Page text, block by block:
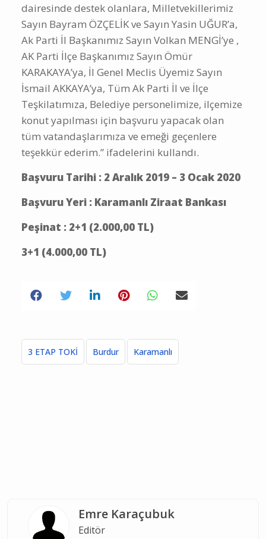
Sayın Murat KURUM’a , Toki Başkanımıza, Toki
dairesinde destek olanlara, Milletvekillerimiz
Sayın Bayram ÖZÇELİK ve Sayın Yasin UĞUR’a,
Ak Parti İl Başkanımız Sayın Volkan MENGİ’ye ,
AK Parti İlçe Başkanımız Sayın Ömür
KARAKAYA’ya, İl Genel Meclis Üyemiz Sayın
İsmail AKKAYA’ya, Tüm Ak Parti İl ve İlçe
Teşkilatımıza, Belediye personelimize, ilçemize
konut yapılması için başvuru yapacak olan
tüm vatandaşlarımıza ve emeği geçenlere
3 ETAP TOKİ Burdur Karamanlı
Emre Karaçubuk